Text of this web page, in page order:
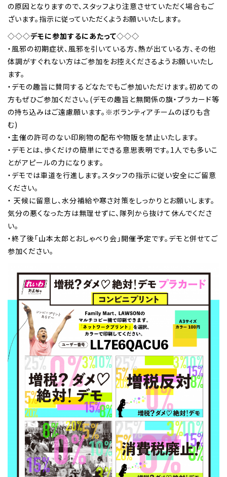
の原因となりますので、スタッフより注意させていただく場合もご
ざいます。指示に従っていただくようお願いいたします。
◇◇◇デモに参加するにあたって◇◇◇
・風邪の初期症状、風邪を引いている方、熱が出ている方、その他
体調がすぐれない方はご参加をお控えくださるようお願いいたし
ます。
・デモの趣旨に賛同するどなたでもご参加いただけます。初めての
方もぜひご参加ください。(デモの趣旨と無関係の旗・プラカード等
の持ち込みはご遠慮願います。※ボランティアチームのぼりも含
む)
・主催の許可のない印刷物の配布や物販を禁止いたします。
・デモとは、歩くだけの簡単にできる意思表明です。1人でも多いこ
とがアピールの力になります。
・デモでは車道を行進します。スタッフの指示に従い安全にご留意
ください。
・ 天候に留意し、水分補給や寒さ対策をしっかりとお願いします。
気分の悪くなった方は無理せずに、隊列から抜けて休んでくださ
い。
・終了後「山本太郎とおしゃべり会」開催予定です。デモと併せてご
参加ください。